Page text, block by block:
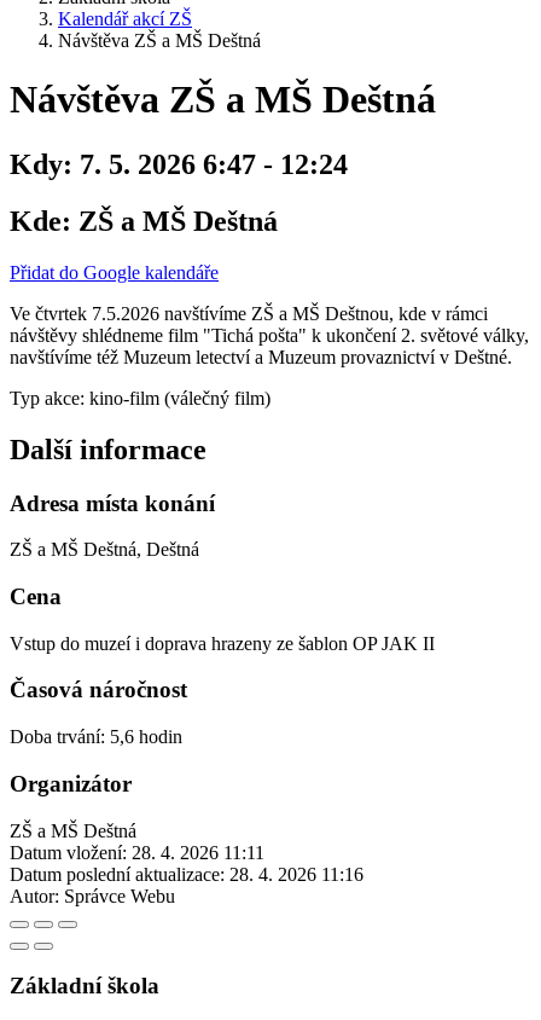
Kalendář akcí ZŠ
Návštěva ZŠ a MŠ Deštná
Návštěva ZŠ a MŠ Deštná
Kdy: 7. 5. 2026 6:47 - 12:24
Kde: ZŠ a MŠ Deštná
Přidat do Google kalendáře
Ve čtvrtek 7.5.2026 navštívíme ZŠ a MŠ Deštnou, kde v rámci
návštěvy shlédneme film "Tichá pošta" k ukončení 2. světové války,
navštívíme též Muzeum letectví a Muzeum provaznictví v Deštné.
Typ akce: kino-film (válečný film)
Další informace
Adresa místa konání
ZŠ a MŠ Deštná, Deštná
Cena
Vstup do muzeí i doprava hrazeny ze šablon OP JAK II
Časová náročnost
Doba trvání: 5,6 hodin
Organizátor
ZŠ a MŠ Deštná
Datum vložení: 28. 4. 2026 11:11
Datum poslední aktualizace: 28. 4. 2026 11:16
Autor: Správce Webu
Základní škola